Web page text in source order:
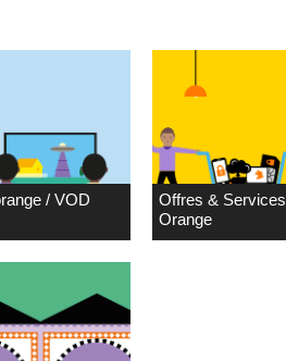
/ VOD
Offres & Services
Orange